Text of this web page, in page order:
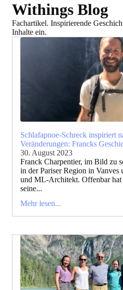
Withings Blog
Fachartikel. Inspirierende
Inhalte ein.
Schlafapnoe-Schreck inspiriert
Veränderungen: Francks
30. August 2023
Franck Charpentier, im Bild zu
in der Pariser Region in Vanves
und ML-Architekt. Offenbar hat
seine...
Mehr lesen...